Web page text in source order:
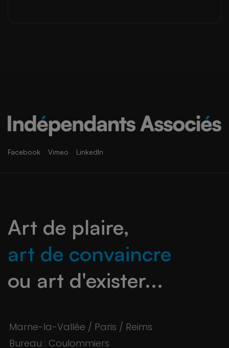
Facebook Vimeo LinkedIn
Art de plaire,
art de convaincre
ou art d'exister...
Marne-la-Vallée / Paris / Reims
Bureau : Coulommiers